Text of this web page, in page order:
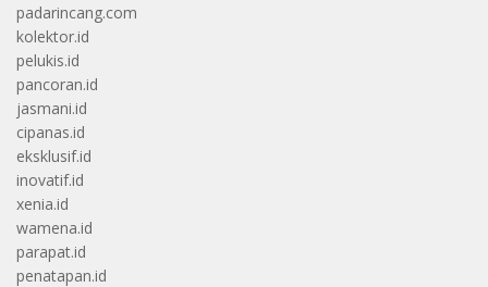
padarincang.com
kolektor.id
pelukis.id
pancoran.id
jasmani.id
cipanas.id
eksklusif.id
inovatif.id
xenia.id
wamena.id
parapat.id
penatapan.id